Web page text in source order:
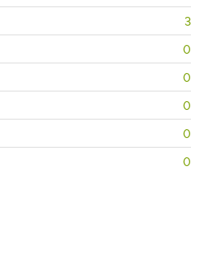
3
0
0
0
0
0